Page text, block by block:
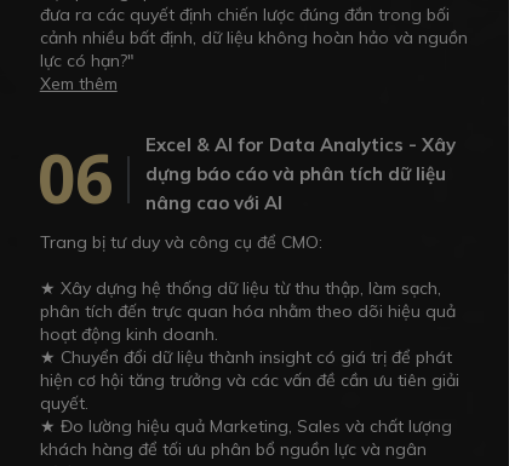
đưa ra các quyết định chiến lược đúng đắn trong bối
cảnh nhiều bất định, dữ liệu không hoàn hảo và nguồn
lực có hạn?"
Xem thêm
06
Excel & AI for Data Analytics - Xây
dựng báo cáo và phân tích dữ liệu
nâng cao với AI
Trang bị tư duy và công cụ để CMO:
★ Xây dựng hệ thống dữ liệu từ thu thập, làm sạch,
phân tích đến trực quan hóa nhằm theo dõi hiệu quả
hoạt động kinh doanh.
★ Chuyển đổi dữ liệu thành insight có giá trị để phát
hiện cơ hội tăng trưởng và các vấn đề cần ưu tiên giải
quyết.
★ Đo lường hiệu quả Marketing, Sales và chất lượng
khách hàng để tối ưu phân bổ nguồn lực và ngân